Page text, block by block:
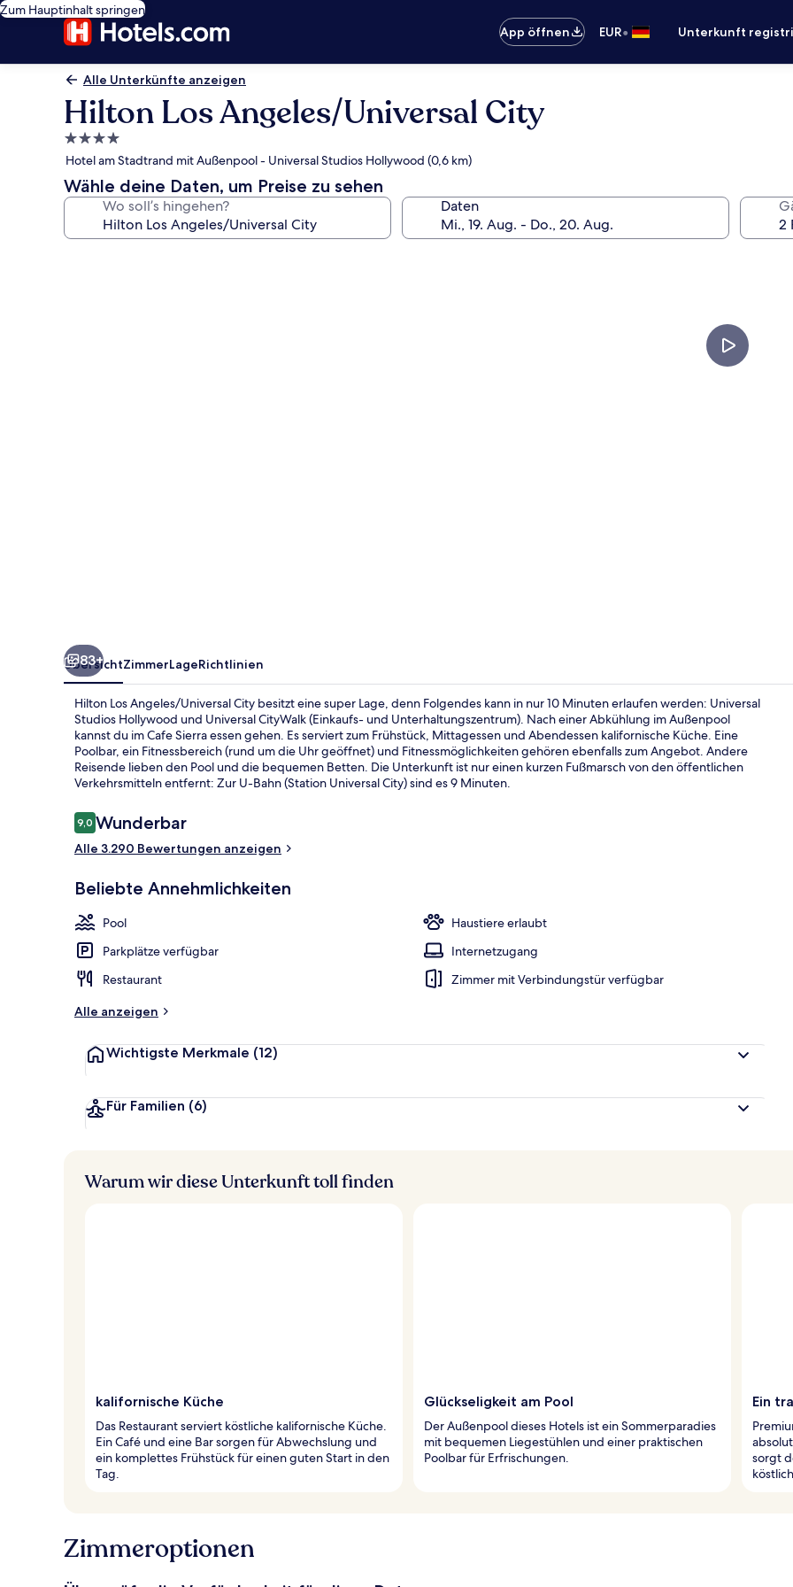
Zum Hauptinhalt springen
App öffnen
EUR• Unterkunft
Alle Unterkünfte anzeigen
Hilton Los Angeles/Universal City
4.0-
Sterne-
Unterkunft
Hotel am Stadtrand mit Außenpool - Universal Studios Hollywood (0,6 km)
Wähle deine Daten, um Preise zu sehen
Wo soll’s hingehen? Daten
Lobby
83+
ÜbersichtZimmerLageRichtlinien
Hilton Los Angeles/Universal City besitzt eine super Lage, denn Folgendes kann in nur 10 Minuten erlaufen werden: Universal
Studios Hollywood und Universal CityWalk (Einkaufs- und Unterhaltungszentrum). Nach einer Abkühlung im Außenpool
kannst du im Cafe Sierra essen gehen. Es serviert zum Frühstück, Mittagessen und Abendessen kalifornische Küche. Eine
Poolbar, ein Fitnessbereich (rund um die Uhr geöffnet) und Fitnessmöglichkeiten gehören ebenfalls zum Angebot. Andere
Reisende lieben den Pool und die bequemen Betten. Die Unterkunft ist nur einen kurzen Fußmarsch von den öffentlichen
Verkehrsmitteln entfernt: Zur U-Bahn (Station Universal City) sind es 9 Minuten.
Bewertungen
9,09,0 von 10.
Wunderbar
Alle 3.290 Bewertungen anzeigen
Beliebte Annehmlichkeiten
Pool
Haustiere erlaubt
Parkplätze verfügbar
Internetzugang
Restaurant
Zimmer mit Verbindungstür verfügbar
Alle anzeigen
Wichtigste Merkmale (12)
Für Familien (6)
Warum wir diese Unterkunft toll finden
kalifornische Küche
Das Restaurant serviert köstliche kalifornische Küche.
Ein Café und eine Bar sorgen für Abwechslung und
ein komplettes Frühstück für einen guten Start in den
Tag.
Glückseligkeit am Pool
Der Außenpool dieses Hotels ist ein Sommerparadies
mit bequemen Liegestühlen und einer praktischen
Poolbar für Erfrischungen.
Ein
sorgt
Zimmeroptionen